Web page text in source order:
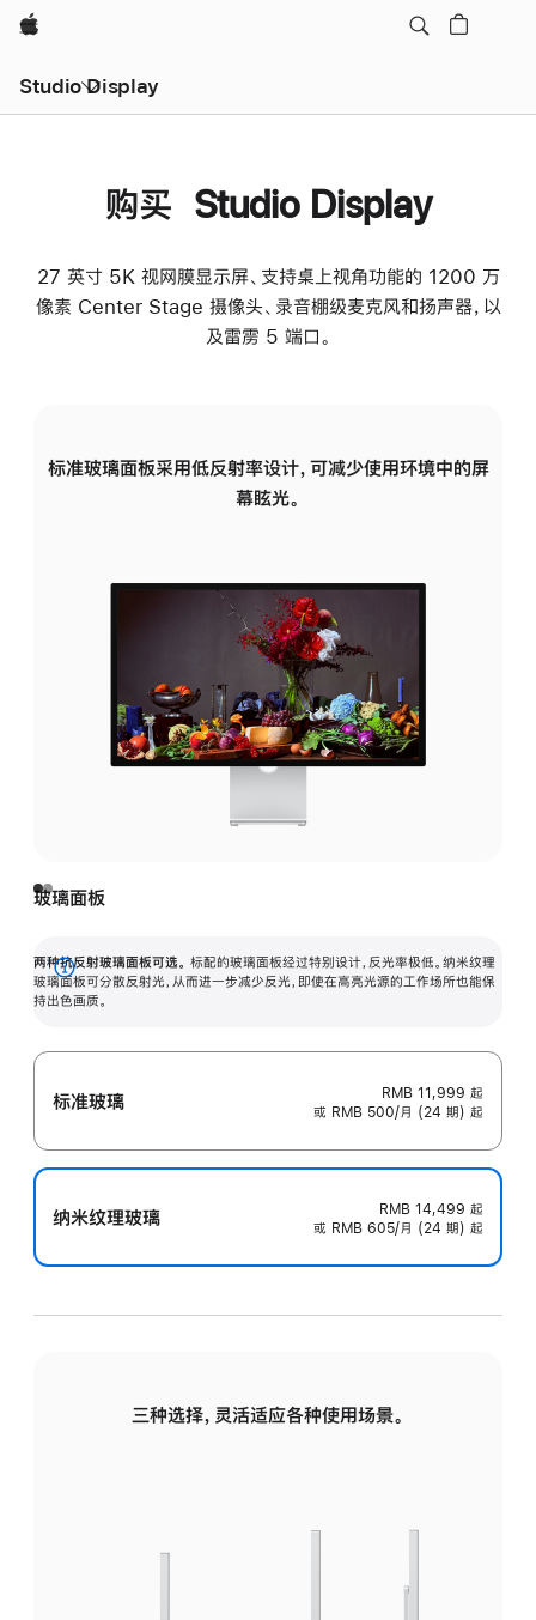
Apple
Studio Display
购买 Studio Display
27 英寸 5K 视网膜显示屏、支持桌上视角功能的 1200 万
像素 Center Stage 摄像头、录音棚级麦克风和扬声器，以
及雷雳 5 端口。
标准玻璃面板采用低反射率设计，可减少使用环境中的屏
幕眩光。
玻璃面板
两种抗反射玻璃面板可选。 标配的玻璃面板经过特别设计，反光率极低。纳米纹理
玻璃面板可分散反射光，从而进一步减少反光，即使在高亮光源的工作场所也能保
持出色画质。
展
开
标准玻璃 RMB 11,999 起
或 RMB 500/月 (24 期) 起
纳米纹理玻璃 RMB 14,499 起
或 RMB 605/月 (24 期) 起
三种选择，灵活适应各种使用场景。